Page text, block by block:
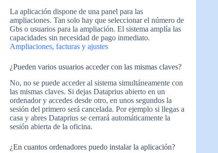
La aplicación dispone de una panel para las
ampliaciones. Tan solo hay que seleccionar el número de
Gbs o usuarios para la ampliación. El sistema amplía las
capacidades sin necesidad de pago inmediato.
Ampliaciones, facturas y ajustes
¿Pueden varios usuarios acceder con las mismas claves?
No, no se puede acceder al sistema simultáneamente con
las mismas claves. Si dejas Dataprius abierto en un
ordenador y accedes desde otro, en unos segundos la
sesión del primero será cancelada. Por ejemplo si llegas a
casa y abres Dataprius se cerrará automáticamente la
sesión abierta de la oficina.
¿En cuantos ordenadores puedo instalar la aplicación?